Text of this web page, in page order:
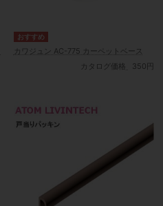
カワジュン AC-775 カーペットベース
カタログ価格
350円